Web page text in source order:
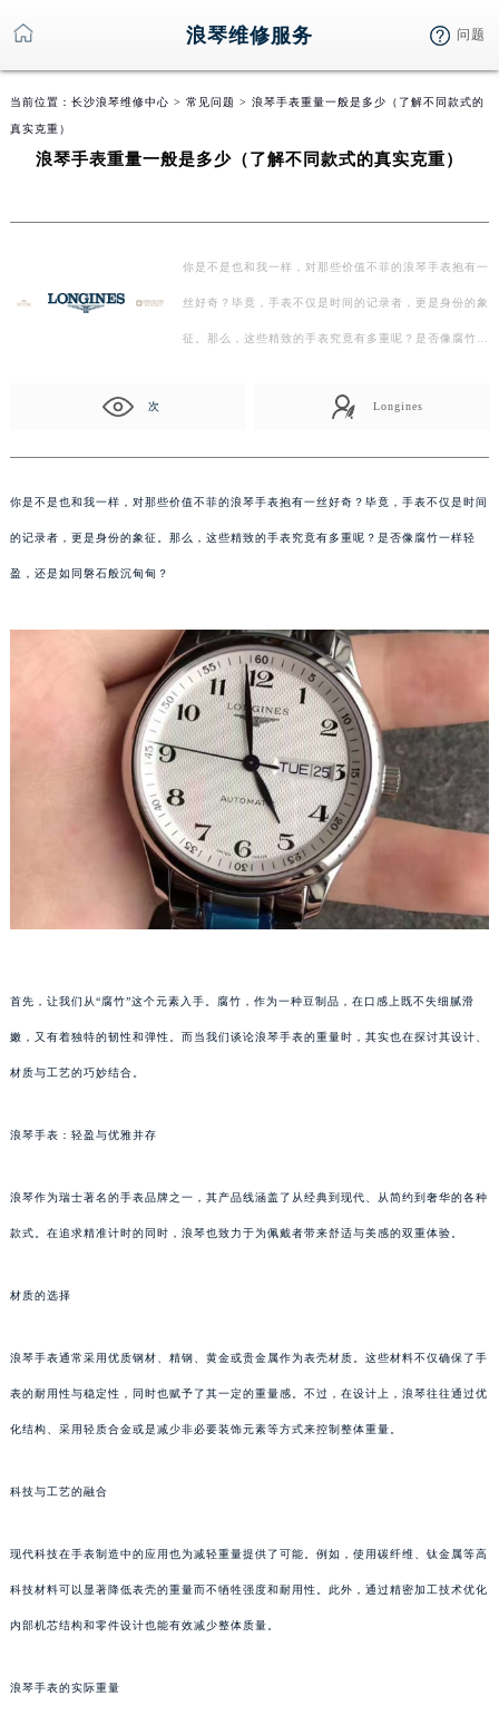
浪琴维修服务 问题
当前位置： 长沙浪琴维修中心 > 常见问题 > 浪琴手表重量一般是多少（了解不同款式的
真实克重）
浪琴手表重量一般是多少（了解不同款式的真实克重）
你是不是也和我一样，对那些价值不菲的浪琴手表抱有一
丝好奇？毕竟，手表不仅是时间的记录者，更是身份的象
征。那么，这些精致的手表究竟有多重呢？是否像腐竹一
次 Longines
你是不是也和我一样，对那些价值不菲的浪琴手表抱有一丝好奇？毕竟，手表不仅是时间
的记录者，更是身份的象征。那么，这些精致的手表究竟有多重呢？是否像腐竹一样轻
盈，还是如同磐石般沉甸甸？
首先，让我们从“腐竹”这个元素入手。腐竹，作为一种豆制品，在口感上既不失细腻滑
嫩，又有着独特的韧性和弹性。而当我们谈论浪琴手表的重量时，其实也在探讨其设计、
材质与工艺的巧妙结合。
浪琴手表：轻盈与优雅并存
浪琴作为瑞士著名的手表品牌之一，其产品线涵盖了从经典到现代、从简约到奢华的各种
款式。在追求精准计时的同时，浪琴也致力于为佩戴者带来舒适与美感的双重体验。
材质的选择
浪琴手表通常采用优质钢材、精钢、黄金或贵金属作为表壳材质。这些材料不仅确保了手
表的耐用性与稳定性，同时也赋予了其一定的重量感。不过，在设计上，浪琴往往通过优
化结构、采用轻质合金或是减少非必要装饰元素等方式来控制整体重量。
科技与工艺的融合
现代科技在手表制造中的应用也为减轻重量提供了可能。例如，使用碳纤维、钛金属等高
科技材料可以显著降低表壳的重量而不牺牲强度和耐用性。此外，通过精密加工技术优化
内部机芯结构和零件设计也能有效减少整体质量。
浪琴手表的实际重量